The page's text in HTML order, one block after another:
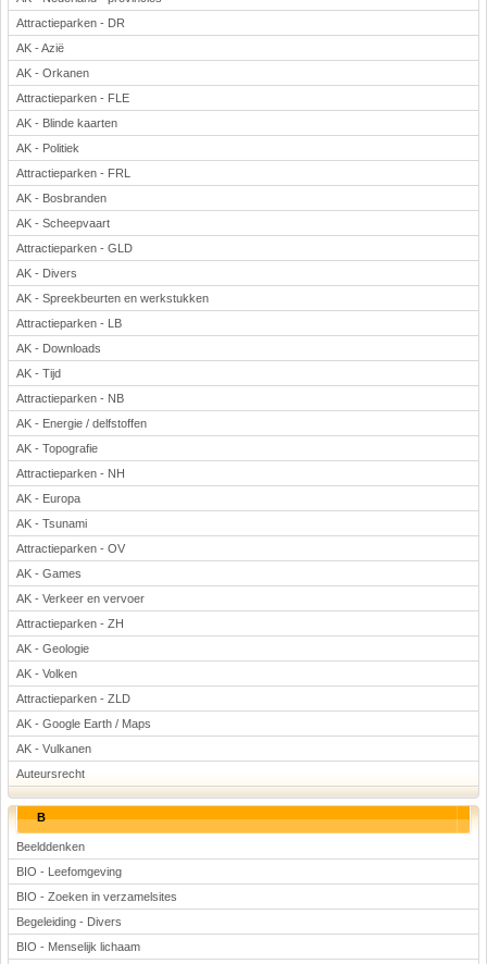
Attractieparken - DR
AK - Azië
AK - Orkanen
Attractieparken - FLE
AK - Blinde kaarten
AK - Politiek
Attractieparken - FRL
AK - Bosbranden
AK - Scheepvaart
Attractieparken - GLD
AK - Divers
AK - Spreekbeurten en werkstukken
Attractieparken - LB
AK - Downloads
AK - Tijd
Attractieparken - NB
AK - Energie / delfstoffen
AK - Topografie
Attractieparken - NH
AK - Europa
AK - Tsunami
Attractieparken - OV
AK - Games
AK - Verkeer en vervoer
Attractieparken - ZH
AK - Geologie
AK - Volken
Attractieparken - ZLD
AK - Google Earth / Maps
AK - Vulkanen
Auteursrecht
B
Beelddenken
BIO - Leefomgeving
BIO - Zoeken in verzamelsites
Begeleiding - Divers
BIO - Menselijk lichaam